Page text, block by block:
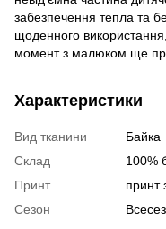
забезпечення тепла та
щоденного
момент з малюком ще
Характеристики
Вид тканини
Байка
Склад
100%
Принт
принт
Сезон